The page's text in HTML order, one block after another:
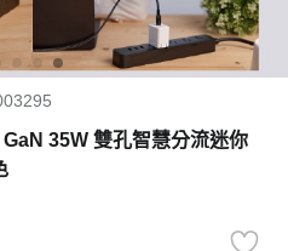
35W 雙孔智慧分流迷你